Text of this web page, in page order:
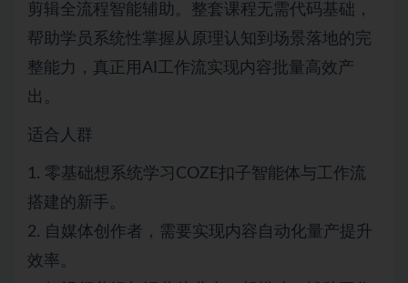
剪辑全流程智能辅助。整套课程无需代码基础，
帮助学员系统性掌握从原理认知到场景落地的完
整能力，真正用AI工作流实现内容批量高效产
出。
适合人群
1. 零基础想系统学习COZE扣子智能体与工作流
搭建的新手。
2. 自媒体创作者，需要实现内容自动化量产提升
效率。